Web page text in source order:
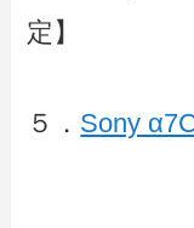
定】
５． Sony